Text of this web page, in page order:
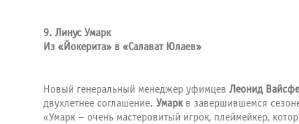
9. Линус Умарк
Из «Йокерита» в «Салават Юлаев»
Новый генеральный менеджер уфимцев Леонид
двухлетнее соглашение. Умаркв завершившемся
«Умарк – очень мастеровитый игрок, плеймейкер,